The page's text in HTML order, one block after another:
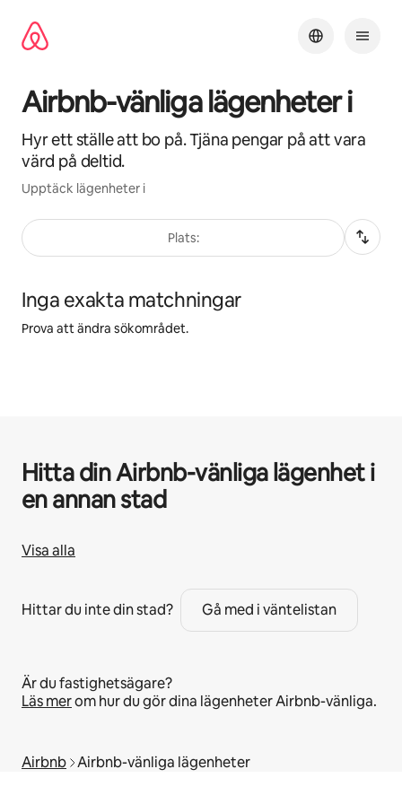
innehåll
Airbnb-vänliga lägenheter i
Hyr ett ställe att bo på. Tjäna pengar på att vara
värd på deltid.
Upptäck lägenheter i
Plats:
Inga exakta matchningar
Prova att ändra sökområdet.
Hitta din Airbnb-vänliga lägenhet i
en annan stad
Visa alla
Hittar du inte din stad? Gå med i väntelistan
Är du fastighetsägare?
Läs merom hur du gör dina lägenheter Airbnb-vänliga.
Airbnb Airbnb-vänliga lägenheter